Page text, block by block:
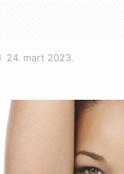
24. mart 2023.